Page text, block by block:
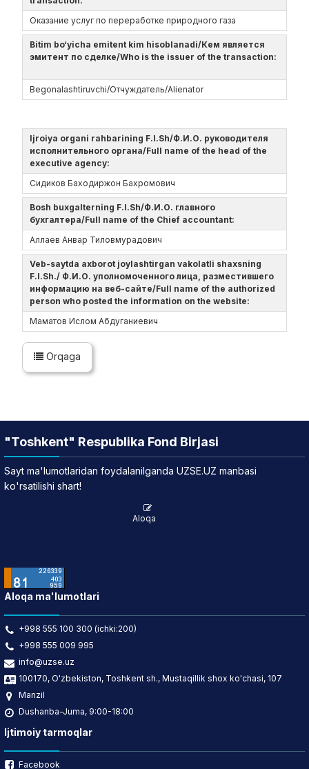
Оказание услуг по переработке природного газа
Bitim bo‘yicha emitent kim hisoblanadi/Кем является
эмитент по сделке/Who is the issuer of the transaction:
Begonalashtiruvchi/Отчуждатель/Alienator
Ijroiya organi rahbarining F.I.Sh/Ф.И.О. руководителя
исполнительного органа/Full name of the head of the
executive agency:
Сидиков Баходиржон Бахромович
Bosh buxgalterning F.I.Sh/Ф.И.О. главного
бухгалтера/Full name of the Chief accountant:
Аллаев Анвар Тиловмурадович
Veb-saytda axborot joylashtirgan vakolatli shaxsning
F.I.Sh./ Ф.И.О. уполномоченного лица, разместившего
информацию на веб-сайте/Full name of the authorized
person who posted the information on the website:
Маматов Ислом Абдуганиевич
Orqaga
"Toshkent" Respublika Fond Birjasi
Sayt ma'lumotlaridan foydalanilganda UZSE.UZ manbasi
ko'rsatilishi shart!
Aloqa
Aloqa ma'lumotlari
+998 555 100 300 (ichki:200)
+998 555 009 995
info@uzse.uz
100170, O'zbekiston, Toshkent sh., Mustaqillik shox ko'chasi, 107
Manzil
Dushanba-Juma, 9:00-18:00
Ijtimoiy tarmoqlar
Facebook